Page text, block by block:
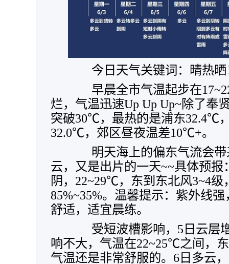
今日天气关键词：晴热晒
早晨全市气温起步在
烂，气温迅速Up Up Up~除了奉
突破30℃，最热的是浦东32.4℃
32.0℃，郊区昼夜温差10℃+。
明天海上的偏东气流会带
云，又是出片的一天~~具体预
阴，22~29℃，东到东北风3~4级
85%~35%。温馨提示：紫外线
舒适，适宜晨练。
受短波槽影响，5日云层
响不大，气温在22~25℃之间，
气温还是非常舒服的。6日多云